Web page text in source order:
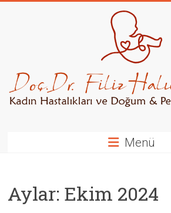
Kadın
Hastalıkları
ve
Menü
Aylar: Ekim 2024